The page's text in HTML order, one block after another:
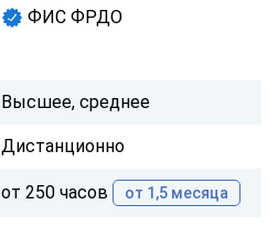
ФИС ФРДО
Высшее, среднее
Дистанционно
от 250 часов от 1,5 месяца